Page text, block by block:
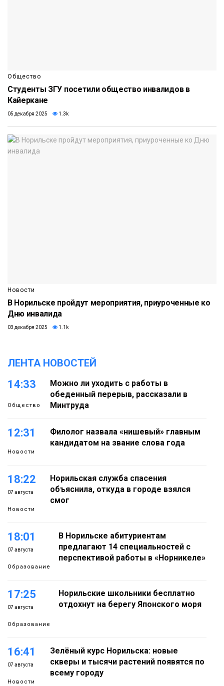
Общество
Студенты ЗГУ посетили общество инвалидов в
Кайеркане
05 декабря 2025 1.3k
Новости
В Норильске пройдут мероприятия, приуроченные ко
Дню инвалида
03 декабря 2025 1.1k
ЛЕНТА НОВОСТЕЙ
14:33
Общество
Можно ли уходить с работы в
обеденный перерыв, рассказали в
Минтруда
12:31
Новости
Филолог назвала «нишевый» главным
кандидатом на звание слова года
18:22
07 августа
Новости
Норильская служба спасения
объяснила, откуда в городе взялся
смог
18:01
07 августа
Образование
В Норильске абитуриентам
предлагают 14 специальностей с
перспективой работы в «Норникеле»
17:25
07 августа
Образование
Норильские школьники бесплатно
отдохнут на берегу Японского моря
16:41
07 августа
Новости
Зелёный курс Норильска: новые
скверы и тысячи растений появятся по
всему городу